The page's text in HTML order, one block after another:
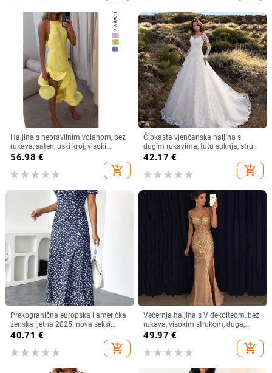
Haljina s nepravilnim volanom, bez
rukava, saten, uski kroj, visoki
ovratnik
56.98 €
add_shopping_cart
Čipkasta vjenčanska haljina s
dugim rukavima, tutu suknja, struk
u sredini
42.17 €
add_shopping_cart
Prekogranična europska i američka
ženska ljetna 2025. nova seksi
haljina s V-izrezom i kratkim
cvjetnim uzorkom s Amazon
40.71 €
add_shopping_cart
Večernja haljina s V dekolteom, bez
rukava, visokim strukom, duga,
swing kroj, poliester, zip
49.97 €
add_shopping_cart